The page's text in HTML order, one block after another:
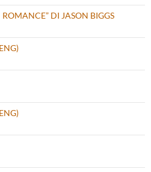
DI JASON BIGGS